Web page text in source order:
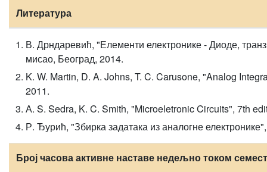
Литература
В. Дрндаревић, "Елементи електронике - Диоде,
мисао, Београд, 2014.
K. W. Martin, D. A. Johns, T. C. Carusone, "Analog
2011.
А. S. Sedra, K. C. Smith, "Microeletronic Circuits", 7th
Р. Ђурић, "Збирка задатака из аналогне
Број часова активне наставе недељно током